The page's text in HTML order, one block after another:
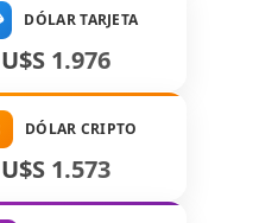
DÓLAR TARJETA
U$S 1.976
DÓLAR CRIPTO
U$S 1.573